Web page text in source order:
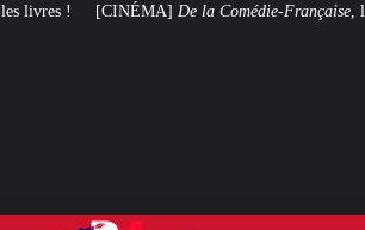
De la Comédie-Française, le film de troupe qui ne